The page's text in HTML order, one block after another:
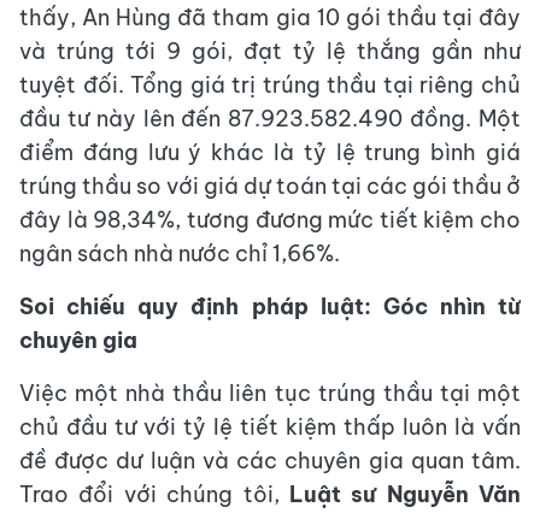
thấy, An Hùng đã tham gia 10 gói thầu tại đây
và trúng tới 9 gói, đạt tỷ lệ thắng gần như
tuyệt đối. Tổng giá trị trúng thầu tại riêng chủ
đầu tư này lên đến 87.923.582.490 đồng. Một
điểm đáng lưu ý khác là tỷ lệ trung bình giá
trúng thầu so với giá dự toán tại các gói thầu ở
đây là 98,34%, tương đương mức tiết kiệm cho
ngân sách nhà nước chỉ 1,66%.
Soi chiếu quy định pháp luật: Góc nhìn từ
chuyên gia
Việc một nhà thầu liên tục trúng thầu tại một
chủ đầu tư với tỷ lệ tiết kiệm thấp luôn là vấn
đề được dư luận và các chuyên gia quan tâm.
Trao đổi với chúng tôi, Luật sư Nguyễn Văn